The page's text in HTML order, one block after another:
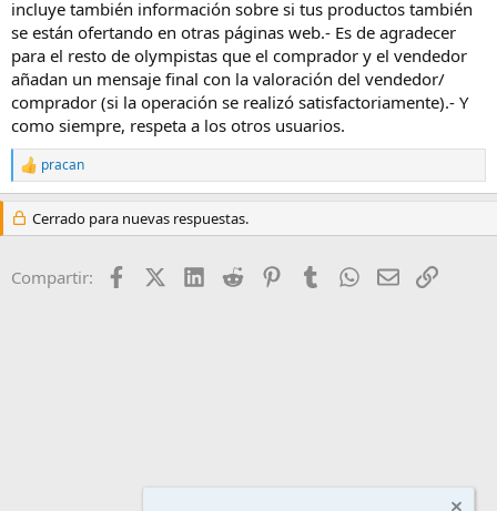
incluye también información sobre si tus productos también
se están ofertando en otras páginas web.- Es de agradecer
para el resto de olympistas que el comprador y el vendedor
añadan un mensaje final con la valoración del vendedor/
comprador (si la operación se realizó satisfactoriamente).- Y
como siempre, respeta a los otros usuarios.
R
e
a
c
c
o
pracan
Cerrado para nuevas respuestas.
Compartir: FacebookX (Twitter)
LinkedIn
Reddit PinterestTumblr WhatsApp
EmailEnlace